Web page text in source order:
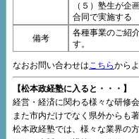
（５）塾生が企
合同で実施する
備考
各種事業のご紹
す。
なおお問い合わせはこちらから
【松本政経塾に入ると・・・】
経営・経済に関わる様々な研修
また市内だけでなく県外からも
松本政経塾では、様々な業界の